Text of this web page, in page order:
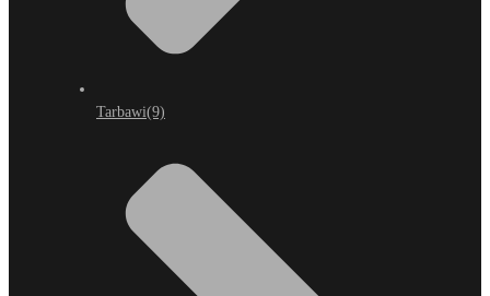
Tarbawi(9)